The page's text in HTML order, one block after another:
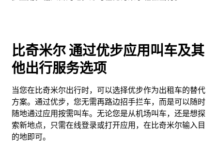
比奇米尔 通过优步应用叫车及其
他出行服务选项
当您在比奇米尔出行时，可以选择优步作为出租车的替代
方案。通过优步，您无需再路边招手拦车，而是可以随时
随地通过应用按需叫车。无论您是从机场叫车，还是想探
索新地点，只需在线登录或打开应用，在比奇米尔输入目
的地即可。